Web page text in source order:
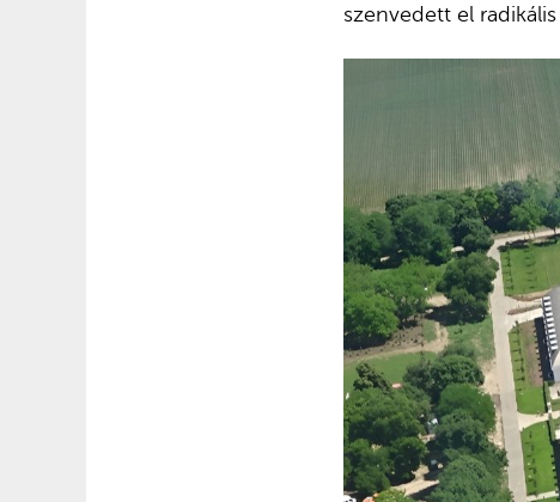
szenvedett el radikális